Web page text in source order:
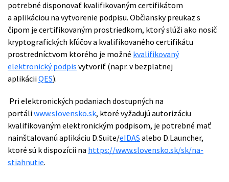
potrebné disponovať kvalifikovaným certifikátom
a aplikáciou na vytvorenie podpisu. Občiansky preukaz s
čipom je certifikovaným prostriedkom, ktorý slúži ako nosič
kryptografických kľúčov a kvalifikovaného certifikátu
prostredníctvom ktorého je možné kvalifikovaný
elektronický podpis vytvoriť (napr. v bezplatnej
aplikáciiQES).
Pri elektronických podaniach dostupných na
portáliwww.slovensko.sk, ktoré vyžadujú autorizáciu
kvalifikovaným elektronickým podpisom, je potrebné mať
nainštalovanú aplikáciu D.Suite/eIDAS alebo D.Launcher,
ktoré sú k dispozícii na https://www.slovensko.sk/sk/na-
stiahnutie.